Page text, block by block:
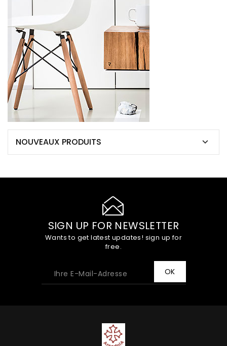
NOUVEAUX PRODUITS 
SIGN UP FOR NEWSLETTER
Wants to get latest updates! sign up for
free.